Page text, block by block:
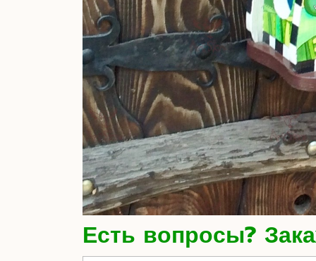
Есть вопросы?